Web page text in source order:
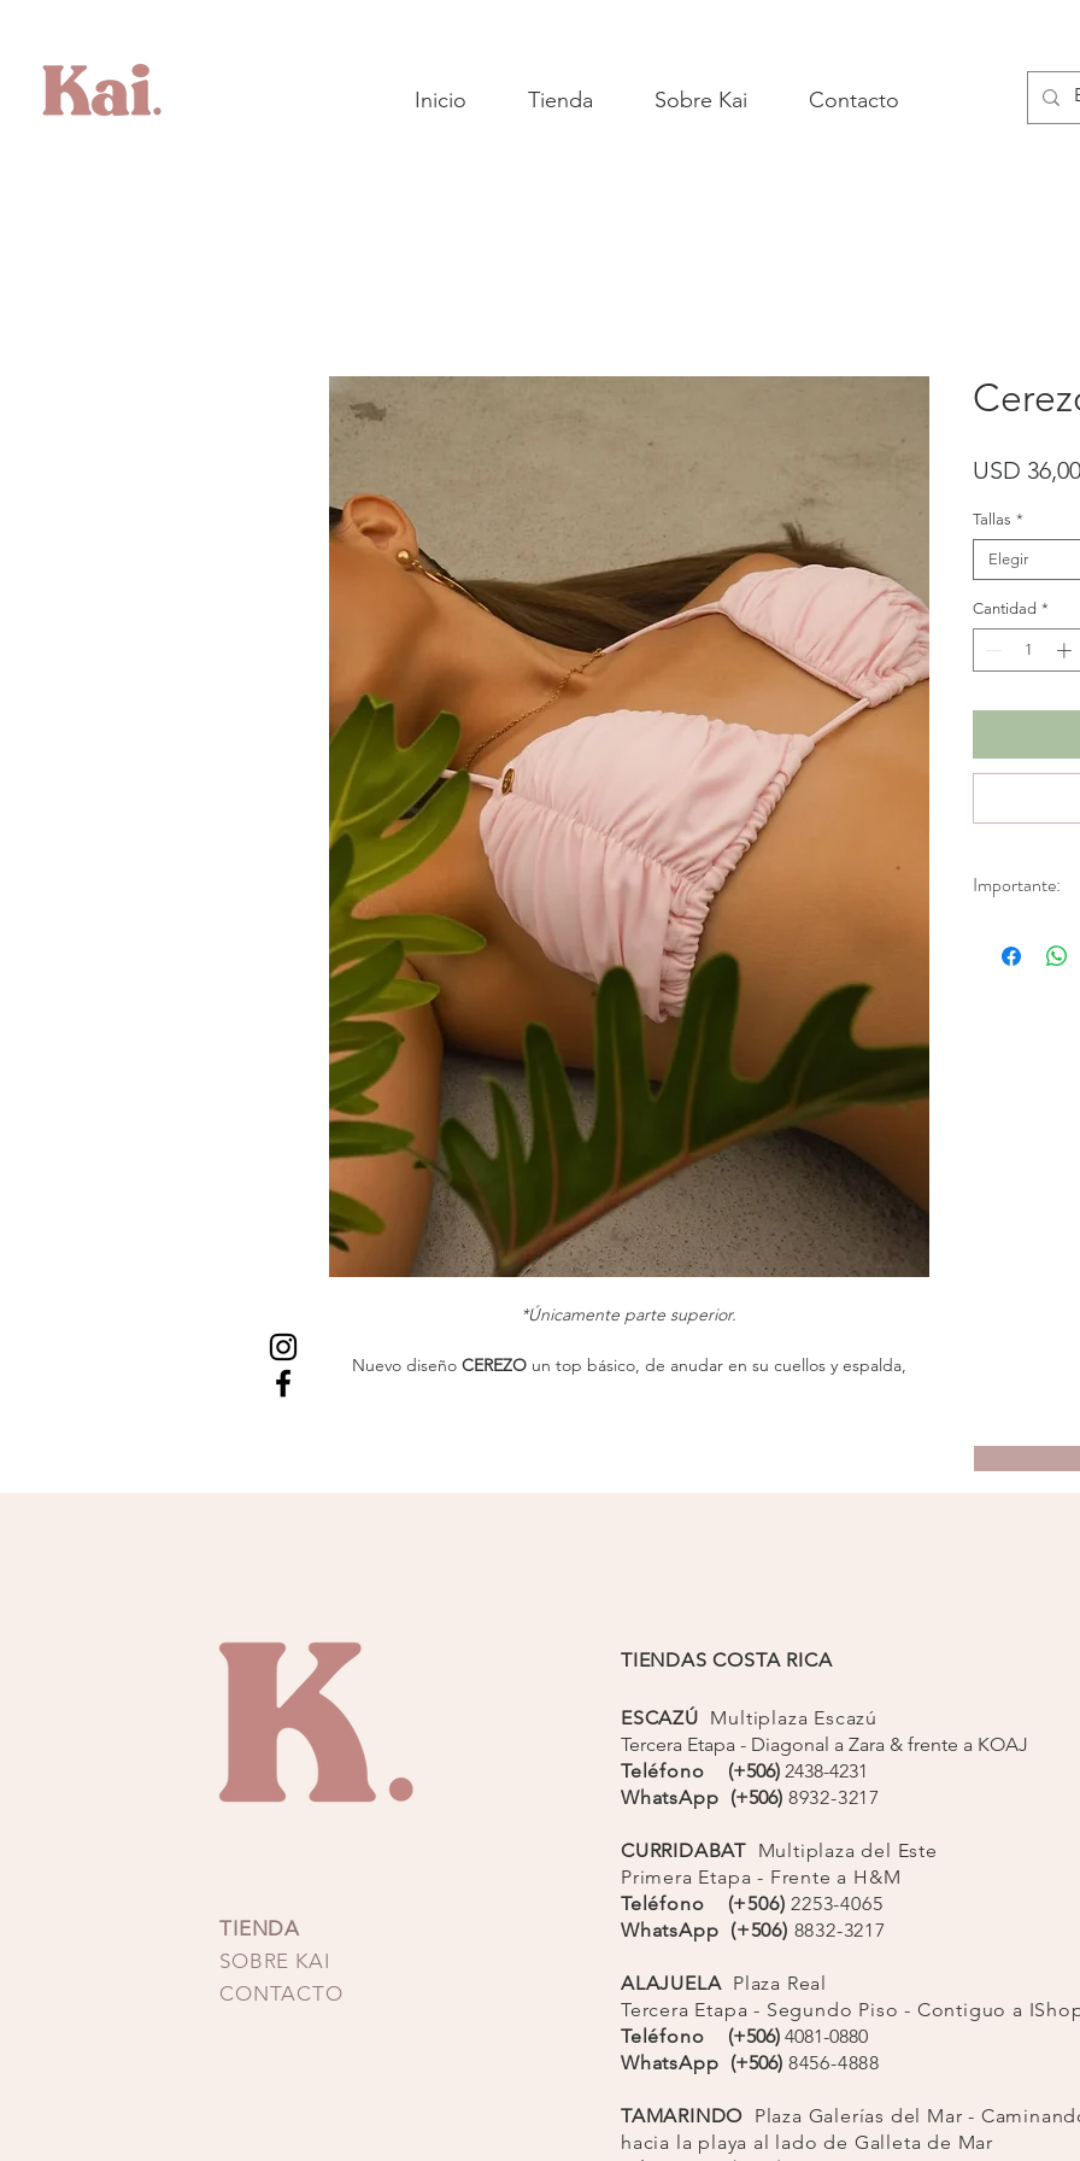
Inicio Tienda Sobre Kai Contacto
*Únicamente parte superior.
Nuevo diseño CEREZO un top básico, de anudar en su cuellos y espalda,
Su confección es hecha en Costa Rica. La modelo utiliza talla S (Copa B) en
USD 36,00
Tallas *
Elegir
Cantidad *
Importante:
Aplica
TIENDA
SOBRE KAI
CONTACTO
TIENDAS COSTA RICA
ESCAZÚ Multiplaza Escazú
Tercera Etapa - Diagonal a Zara & frente a KOAJ
Teléfono (+506)2438-4231
WhatsApp (+506) 8932-3217
CURRIDABAT Multiplaza del Este
Primera Etapa - Frente a H&M
Teléfono (+506)2253-4065
WhatsApp (+506) 8832-3217
ALAJUELA Plaza Real
Tercera Etapa - Segundo Piso - Contiguo a
Teléfono (+506)4081-0880
WhatsApp (+506) 8456-4888
TAMARINDO Plaza Galerías del Mar -
hacia la playa al lado de Galleta de Mar